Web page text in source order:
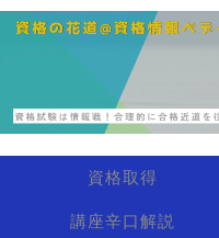
資格取得
講座辛口解説